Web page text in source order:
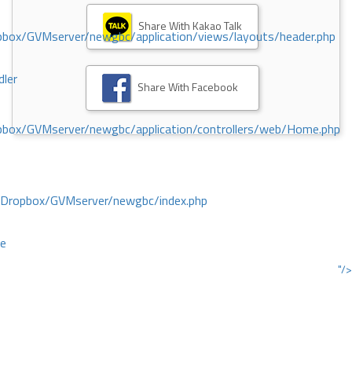
GVMserver/newgbc/application/views/layouts/header.php
GVMserver/newgbc/application/controllers/web/Home.php
GVMserver/newgbc/index.php
"/>
Share With Kakao Talk
Share With Facebook